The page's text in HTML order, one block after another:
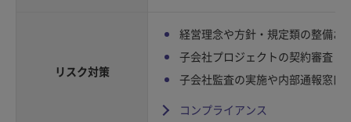
リスク対策
経営理念や方針・規定類の整備お
子会社プロジェクトの契約審査・
子会社監査の実施や内部通報窓口
コンプライアンス